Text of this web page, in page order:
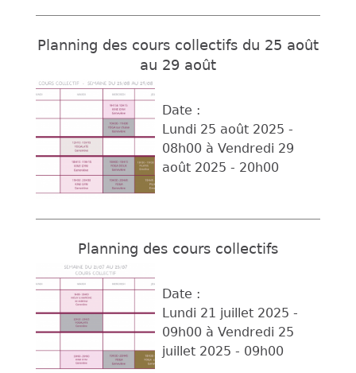
Planning des cours collectifs du 25 août
au 29 août
Date :
Lundi 25 août 2025 -
08h00 à Vendredi 29
août 2025 - 20h00
Planning des cours collectifs
Date :
Lundi 21 juillet 2025 -
09h00 à Vendredi 25
juillet 2025 - 09h00